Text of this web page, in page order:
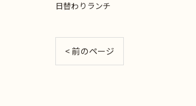
日替わりランチ
< 前のページ